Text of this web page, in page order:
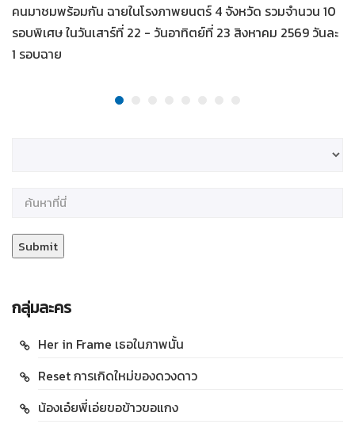
คนมาชมพร้อมกัน ฉายในโรงภาพยนตร์ 4 จังหวัด รวมจำนวน 10
รอบพิเศษ ในวันเสาร์ที่ 22 - วันอาทิตย์ที่ 23 สิงหาคม 2569 วันละ
1 รอบฉาย
กลุ่มละคร
Her in Frame เธอในภาพนั้น
Reset การเกิดใหม่ของดวงดาว
น้องเอ๋ยพี่เอ่ยขอข้าวขอแกง